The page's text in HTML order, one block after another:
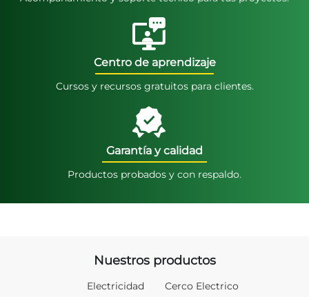
Centro de aprendizaje
Cursos y recursos gratuitos para clientes.
Garantía y calidad
Productos probados y con respaldo.
Nuestros productos
Electricidad
Cerco Electrico